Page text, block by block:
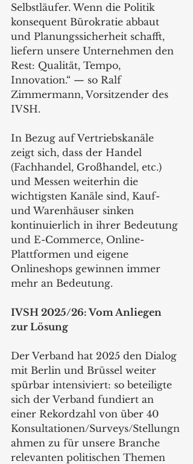
Selbstläufer. Wenn die Politik
konsequent Bürokratie abbaut
und Planungssicherheit schafft,
liefern unsere Unternehmen den
Rest: Qualität, Tempo,
Innovation.“ — so Ralf
Zimmermann, Vorsitzender des
IVSH.
In Bezug auf Vertriebskanäle
zeigt sich, dass der Handel
(Fachhandel, Großhandel, etc.)
und Messen weiterhin die
wichtigsten Kanäle sind, Kauf-
und Warenhäuser sinken
kontinuierlich in ihrer Bedeutung
und E-Commerce, Online-
Plattformen und eigene
Onlineshops gewinnen immer
mehr an Bedeutung.
IVSH 2025/26: Vom Anliegen
zur Lösung
Der Verband hat 2025 den Dialog
mit Berlin und Brüssel weiter
spürbar intensiviert: so beteiligte
sich der Verband fundiert an
einer Rekordzahl von über 40
Konsultationen/Surveys/Stellungn
ahmen zu für unsere Branche
relevanten politischen Themen